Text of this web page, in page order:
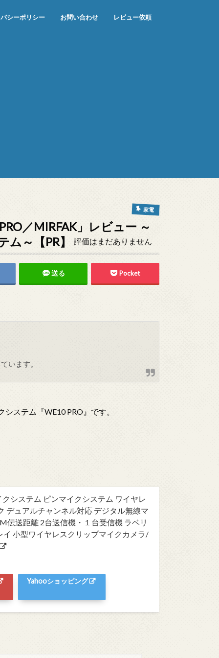
シーポリシー お問い合わせ レビュー依頼
家電
／MIRFAK」レビュー ～
～【PR】
評価はまだありません
送る Pocket
います。
ステム『WE10 PRO』です。
システム ピンマイクシステム ワイヤレ
デュアルチャンネル対応 デジタル無線マ
伝送距離 2台送信機・１台受信機 ラベリ
小型ワイヤレスクリップマイクカメラ/
Yahooショッピング